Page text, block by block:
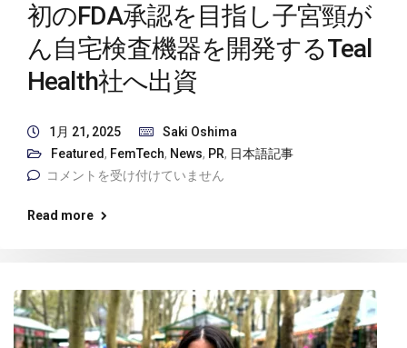
初のFDA承認を目指し子宮頸が
ん自宅検査機器を開発するTeal
Health社へ出資
1月 21, 2025
Saki Oshima
Featured, FemTech, News, PR, 日本語記事
コメントを受け付けていません
Read more